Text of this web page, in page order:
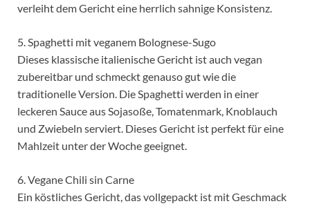
verleiht dem Gericht eine herrlich sahnige Konsistenz.
5. Spaghetti mit veganem Bolognese-Sugo
Dieses klassische italienische Gericht ist auch vegan
zubereitbar und schmeckt genauso gut wie die
traditionelle Version. Die Spaghetti werden in einer
leckeren Sauce aus Sojasoße, Tomatenmark, Knoblauch
und Zwiebeln serviert. Dieses Gericht ist perfekt für eine
Mahlzeit unter der Woche geeignet.
6. Vegane Chili sin Carne
Ein köstliches Gericht, das vollgepackt ist mit Geschmack